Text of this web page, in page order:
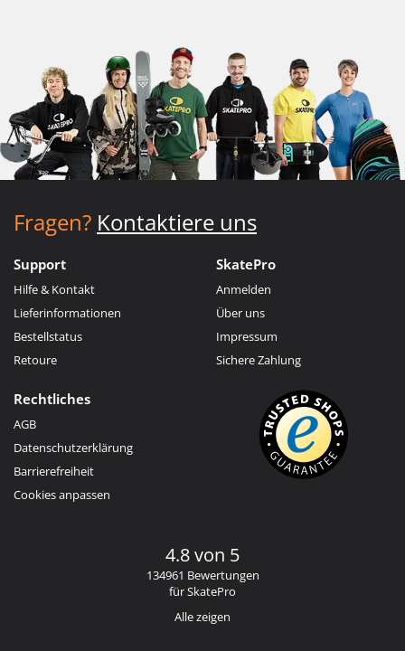
Fragen? Kontaktiere uns
Support
Hilfe & Kontakt
Lieferinformationen
Bestellstatus
Retoure
SkatePro
Anmelden
Über uns
Impressum
Sichere Zahlung
Rechtliches
AGB
Datenschutzerklärung
Barrierefreiheit
Cookies anpassen
4.8 von 5
134961 Bewertungen
für SkatePro
Alle zeigen